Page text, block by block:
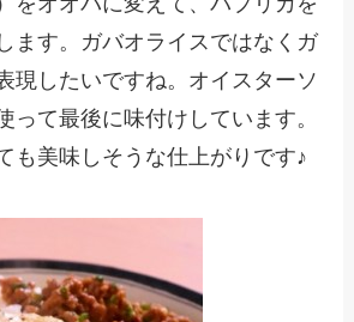
ます。ガバオライスではなくガ
現したいですね。オイスターソ
って最後に味付けしています。
も美味しそうな仕上がりです♪